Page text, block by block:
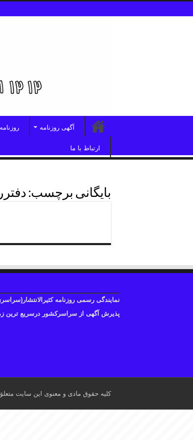
آگهی روزنامه
ارتباط با ما
بایگانی برچسب:
نمایندگی رسمی روزنامه
پذیرش آگهی از سراسرکشور درسریع ترین
کلیه حقوق مادی و معنوی این سایت